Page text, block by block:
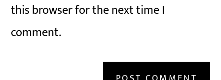
this browser for the next time I
comment.